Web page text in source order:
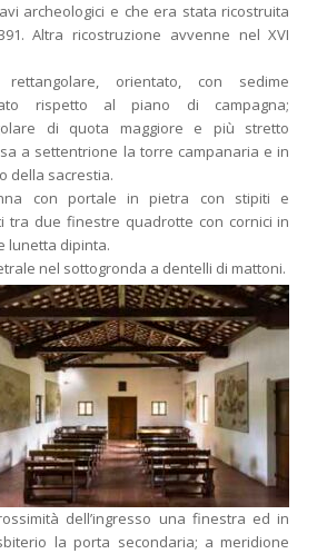
archeologici e che era stata ricostruita
Altra ricostruzione avvenne nel XVI
orientato, con sedime
rispetto al piano di campagna;
di quota maggiore e più stretto
a settentrione la torre campanaria e in
della sacrestia.
con portale in pietra con stipiti e
tra due finestre quadrotte con cornici in
lunetta dipinta.
nel sottogronda a dentelli di mattoni.
dell’ingresso una finestra ed in
la porta secondaria; a meridione